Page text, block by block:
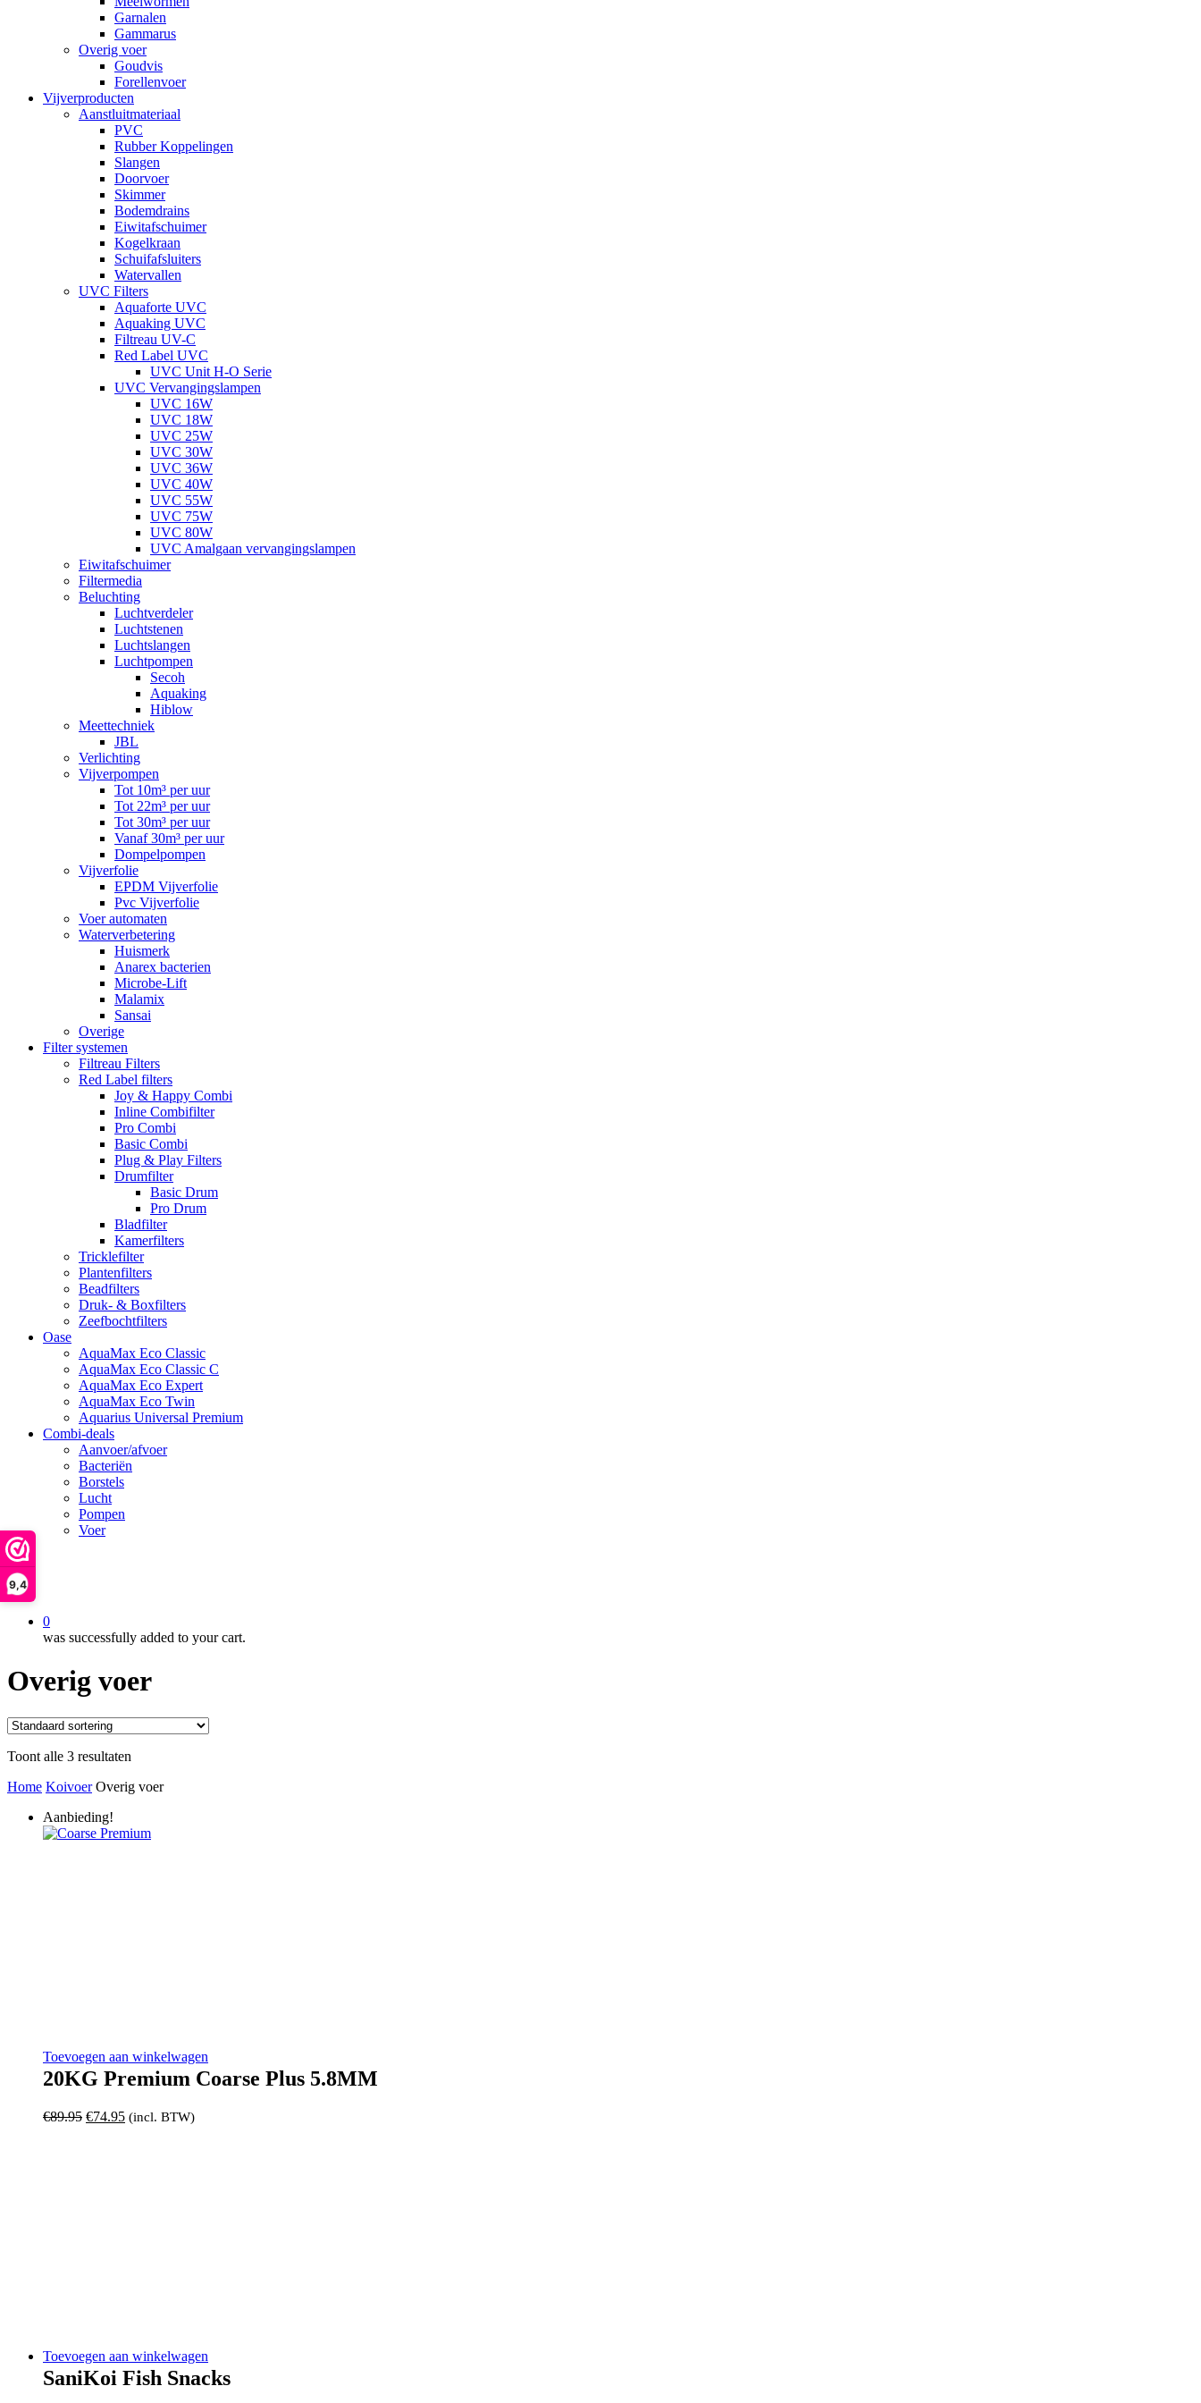
9,4
Garnalen
Gammarus
Overig voer
Goudvis
Forellenvoer
Vijverproducten
Aanstluitmateriaal
PVC
Rubber Koppelingen
Slangen
Doorvoer
Skimmer
Bodemdrains
Eiwitafschuimer
Kogelkraan
Schuifafsluiters
Watervallen
UVC Filters
Aquaforte UVC
Aquaking UVC
Filtreau UV-C
Red Label UVC
UVC Unit H-O Serie
UVC Vervangingslampen
UVC 16W
UVC 18W
UVC 25W
UVC 30W
UVC 36W
UVC 40W
UVC 55W
UVC 75W
UVC 80W
UVC Amalgaan vervangingslampen
Eiwitafschuimer
Filtermedia
Beluchting
Luchtverdeler
Luchtstenen
Luchtslangen
Luchtpompen
Secoh
Aquaking
Hiblow
Meettechniek
JBL
Verlichting
Vijverpompen
Tot 10m³ per uur
Tot 22m³ per uur
Tot 30m³ per uur
Vanaf 30m³ per uur
Dompelpompen
Vijverfolie
EPDM Vijverfolie
Pvc Vijverfolie
Voer automaten
Waterverbetering
Huismerk
Anarex bacterien
Microbe-Lift
Malamix
Sansai
Overige
Filter systemen
Filtreau Filters
Red Label filters
Joy & Happy Combi
Inline Combifilter
Pro Combi
Basic Combi
Plug & Play Filters
Drumfilter
Basic Drum
Pro Drum
Bladfilter
Kamerfilters
Tricklefilter
Plantenfilters
Beadfilters
Druk- & Boxfilters
Zeefbochtfilters
Oase
AquaMax Eco Classic
AquaMax Eco Classic C
AquaMax Eco Expert
AquaMax Eco Twin
Aquarius Universal Premium
Combi-deals
Aanvoer/afvoer
Bacteriën
Borstels
Lucht
Pompen
Voer
0
was successfully added to your cart.
Overig voer
Toont alle 3 resultaten
Home Koivoer Overig voer
Aanbieding!
Toevoegen aan winkelwagen
20KG Premium Coarse Plus 5.8MM
€89.95 Oorspronkelijke
€74.95Huidige
(incl. BTW)
Toevoegen aan winkelwagen
SaniKoi Fish Snacks